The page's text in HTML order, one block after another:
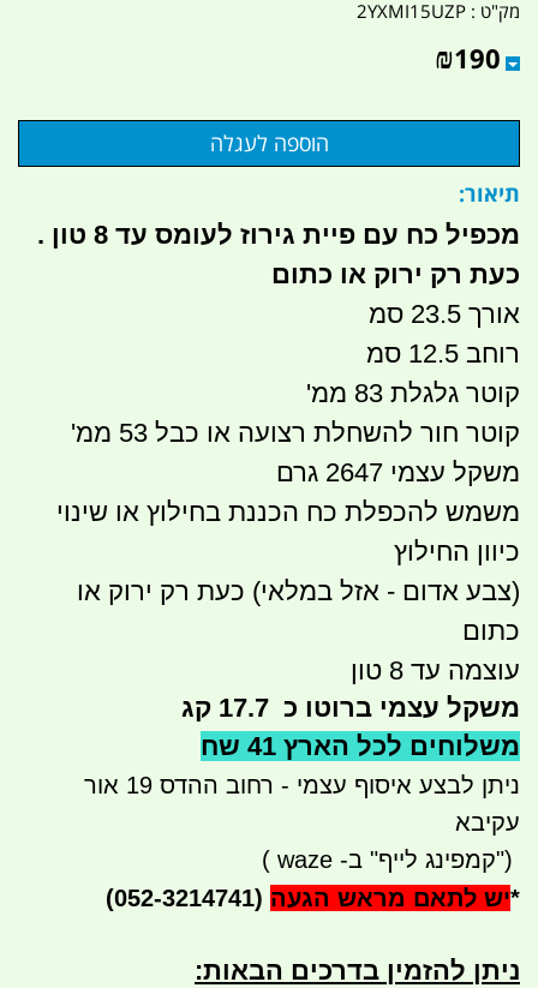
מק"ט : 2YXMI15UZP
₪190
תיאור:
מכפיל כח עם פיית גירוז לעומס עד 8 טון .
כעת רק ירוק או כתום
אורך 23.5 סמ
רוחב 12.5 סמ
קוטר גלגלת 83 ממ'
קוטר חור להשחלת רצועה או כבל 53 ממ'
משקל עצמי 2647 גרם
משמש להכפלת כח הכננת בחילוץ או שינוי
כיוון החילוץ
(צבע אדום - אזל במלאי) כעת רק ירוק או
כתום
עוצמה עד 8 טון
משקל עצמי ברוטו כ 17.7 קג
משלוחים לכל הארץ 41 שח
ניתן לבצע איסוף עצמי - רחוב ההדס 19 אור
עקיבא
")קמפינג לייף" ב- waze
)
*יש לתאם מראש הגעה (052-3214741)
ניתן להזמין בדרכים הבאות:​​